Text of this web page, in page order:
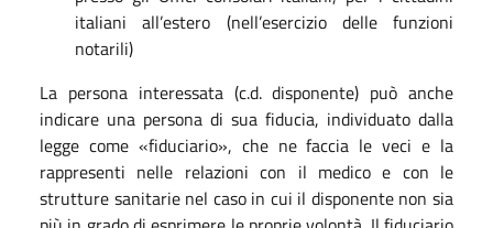
italiani all’estero (nell’esercizio delle funzioni
notarili)
La persona interessata (c.d. disponente) può anche
indicare una persona di sua fiducia, individuato dalla
legge come «fiduciario», che ne faccia le veci e la
rappresenti nelle relazioni con il medico e con le
strutture sanitarie nel caso in cui il disponente non sia